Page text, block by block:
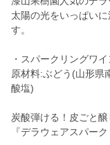
太陽の光をいっぱい
す。
・スパークリングワ
原材料:ぶどう(山形県
酸塩)
炭酸弾ける！皮ごと
『デラウェアスパー